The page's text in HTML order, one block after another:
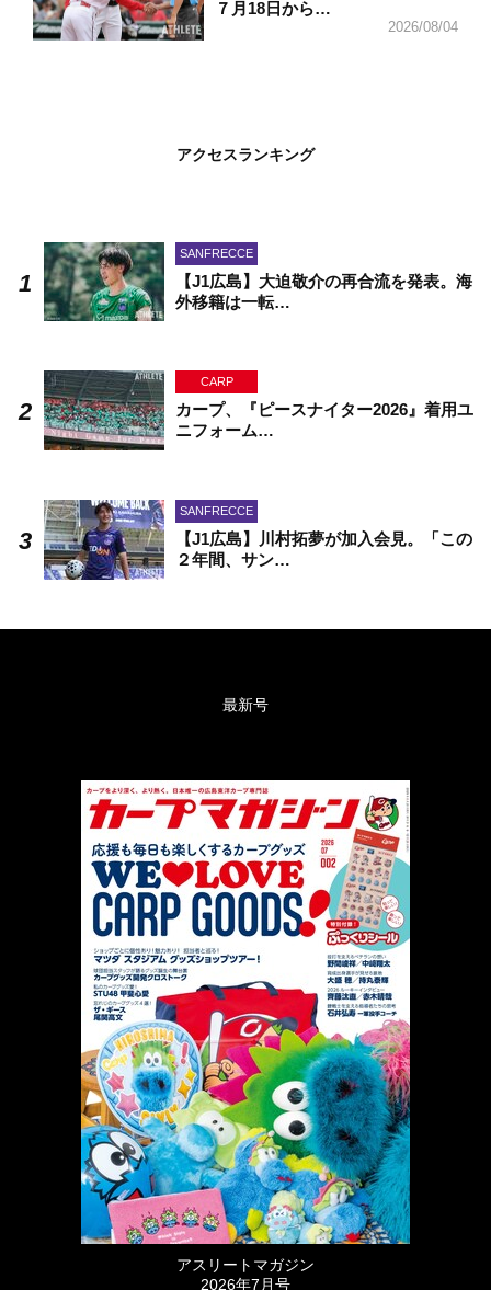
７月18日から…
2026/08/04
アクセスランキング
SANFRECCE
【J1広島】大迫敬介の再合流を発表。海
外移籍は一転…
CARP
カープ、『ピースナイター2026』着用ユ
ニフォーム…
SANFRECCE
【J1広島】川村拓夢が加入会見。「この
２年間、サン…
最新号
アスリートマガジン
2026年7月号